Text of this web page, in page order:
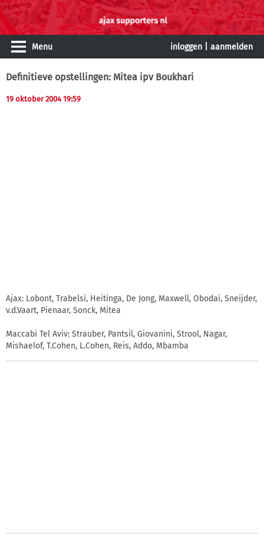
Menu inloggen aanmelden
Definitieve opstellingen: Mitea ipv Boukhari
19 oktober 2004 19:59
Ajax: Lobont, Trabelsi, Heitinga, De Jong, Maxwell, Obodai, Sneijder,
v.d.Vaart, Pienaar, Sonck, Mitea
Maccabi Tel Aviv: Strauber, Pantsil, Giovanini, Strool, Nagar,
Mishaelof, T.Cohen, L.Cohen, Reis, Addo, Mbamba